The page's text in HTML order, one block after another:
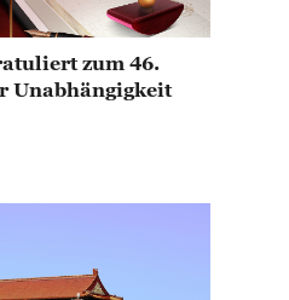
zum 46.
Unabhängigkeit